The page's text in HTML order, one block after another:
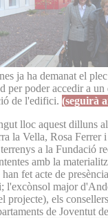
ja ha demanat el
per poder accedir a un
de l'edifici. (seguirà
lloc aquest dilluns
la Vella, Rosa Ferrer
a la Fundació
amb la
fet acte de
l'excònsol major
projecte), els
de Joventut